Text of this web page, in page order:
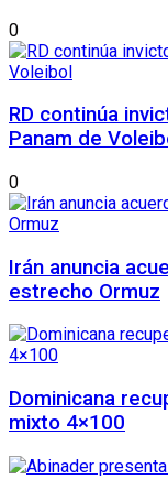
0
RD continúa
Panam de
0
Irán anuncia
estrecho Ormuz
Dominicana
mixto 4×100